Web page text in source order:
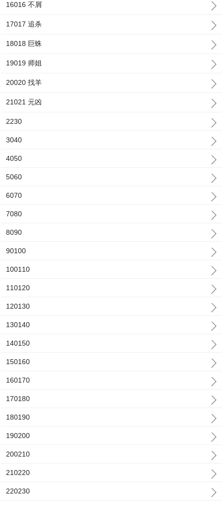
16016 不屑
17017 追杀
18018 巨蛛
19019 师姐
20020 找羊
21021 元凶
2230
3040
4050
5060
6070
7080
8090
90100
100110
110120
120130
130140
140150
150160
160170
170180
180190
190200
200210
210220
220230